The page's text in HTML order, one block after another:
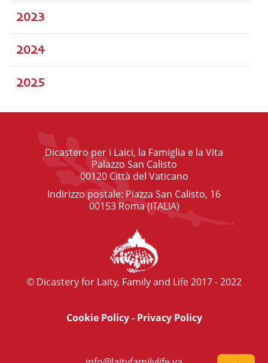
2023
2024
2025
Dicastero per i Laici, la Famiglia e la Vita
Palazzo San Calisto
00120 Città del Vaticano
Indirizzo postale: Piazza San Calisto, 16
00153 Roma (ITALIA)
© Dicastery for Laity, Family and Life 2017 - 2022
Cookie Policy- Privacy Policy